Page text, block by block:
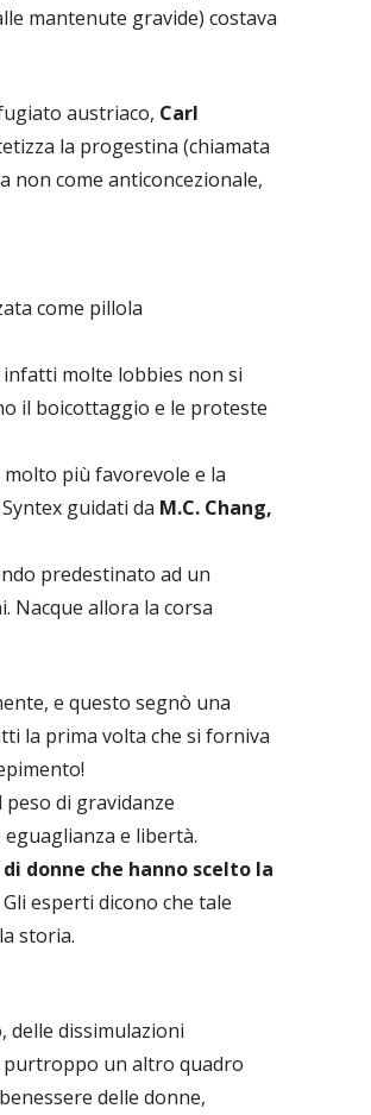
mantenute gravide) costava
austriaco, Carl
la progestina (chiamata
non come anticoncezionale,
come pillola
molte lobbies non si
il boicottaggio e le proteste
molto più favorevole e la
guidati da M.C. Chang,
predestinato ad un
Nacque allora la corsa
e questo segnò una
la prima volta che si forniva
di gravidanze
e libertà.
donne che hanno scelto la
Gli esperti dicono che tale
storia.
delle dissimulazioni
purtroppo un altro quadro
delle donne,